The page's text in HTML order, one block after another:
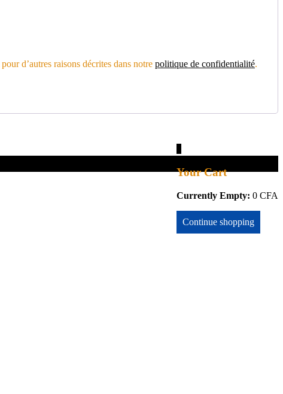
d’autres raisons décrites dans notre politique de confidentialité.
Your Cart
Currently Empty: 0 CFA
Continue shopping